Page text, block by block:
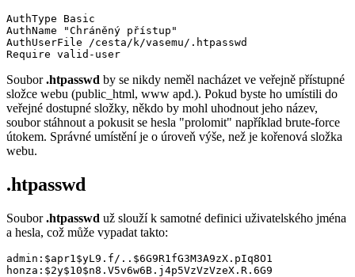
AuthType Basic
AuthName "Chráněný přístup"
AuthUserFile /cesta/k/vasemu/.htpasswd
Require valid-user
Soubor.htpasswd by se nikdy neměl nacházet ve veřejně přístupné
složce webu (public_html, www apd.). Pokud byste ho umístili do
veřejné dostupné složky, někdo by mohl uhodnout jeho název,
soubor stáhnout a pokusit se hesla "prolomit" například brute-force
útokem. Správné umístění je o úroveň výše, než je kořenová složka
webu.
.htpasswd
Soubor.htpasswd už slouží k samotné definici uživatelského jména
a hesla, což může vypadat takto:
admin:$apr1$yL9.f/..$6G9R1fG3M3A9zX.pIq8O1
honza:$2y$10$n8.V5v6w6B.j4p5VzVzVzeX.R.6G9